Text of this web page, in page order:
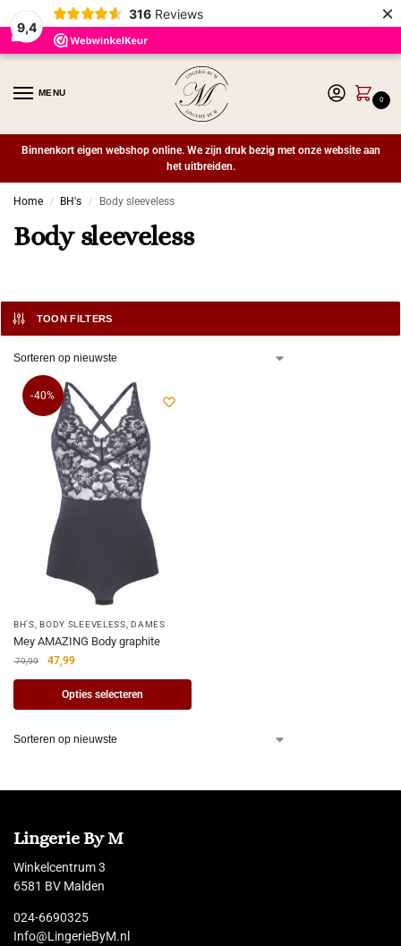
9,4
316 Reviews ×
MENU
0
Binnenkort eigen webshop online. We zijn druk bezig met onze website aan
het uitbreiden.
Home / BH's / Body sleeveless
Body sleeveless
TOON FILTERS
-40%
BH'S ,BODY SLEEVELESS ,DAMES
Mey AMAZING Body graphite
79,99 47,99
Opties selecteren
Lingerie By M
Winkelcentrum 3
6581 BV Malden
024-6690325
Info@LingerieByM.nl